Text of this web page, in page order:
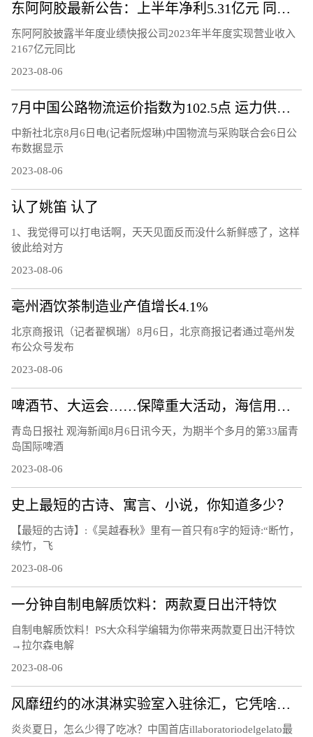
东阿阿胶最新公告：上半年净利5.31亿元 同比增72.29%
东阿阿胶披露半年度业绩快报公司2023年半年度实现营业收入
2167亿元同比
2023-08-06
7月中国公路物流运价指数为102.5点 运力供给呈现较充足态势
中新社北京8月6日电(记者阮煜琳)中国物流与采购联合会6日公
布数据显示
2023-08-06
认了姚笛 认了
1、我觉得可以打电话啊，天天见面反而没什么新鲜感了，这样
彼此给对方
2023-08-06
亳州酒饮茶制造业产值增长4.1%
北京商报讯（记者翟枫瑞）8月6日，北京商报记者通过亳州发
布公众号发布
2023-08-06
啤酒节、大运会……保障重大活动，海信用技术破解交通治理难题
青岛日报社 观海新闻8月6日讯今天，为期半个多月的第33届青
岛国际啤酒
2023-08-06
史上最短的古诗、寓言、小说，你知道多少？
【最短的古诗】:《吴越春秋》里有一首只有8字的短诗:“断竹，
续竹，飞
2023-08-06
一分钟自制电解质饮料：两款夏日出汗特饮
自制电解质饮料！PS大众科学编辑为你带来两款夏日出汗特饮
→拉尔森电解
2023-08-06
风靡纽约的冰淇淋实验室入驻徐汇，它凭啥俘获“中国胃”？
炎炎夏日，怎么少得了吃冰？中国首店illaboratoriodelgelato最